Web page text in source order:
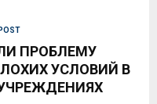
ПРОБЛЕМУ
УСЛОВИЙ В